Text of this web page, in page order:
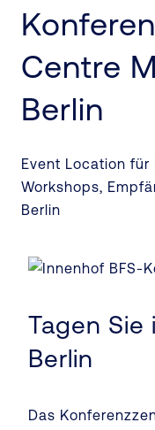
Centre
Berlin
Event Location für
Workshops,
Berlin
Tagen Sie
Berlin
Das